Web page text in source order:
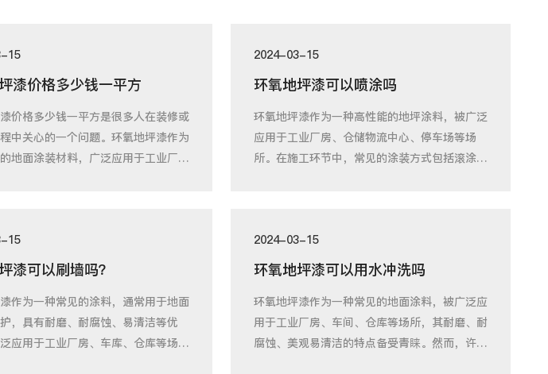
15
漆价格多少钱一平方
价格多少钱一平方是很多人在装修或
中关心的一个问题。环氧地坪漆作为
地面涂装材料，广泛应用于工业厂
2024-03-15
环氧地坪漆可以喷涂吗
环氧地坪漆作为一种高性能的地坪涂料，被广泛
应用于工业厂房、仓储物流中心、停车场等场
所。在施工环节中，常见的涂装方式包括滚涂、
15
漆可以刷墙吗？
作为一种常见的涂料，通常用于地面
，具有耐磨、耐腐蚀、易清洁等优
应用于工业厂房、车库、仓库等场
2024-03-15
环氧地坪漆可以用水冲洗吗
环氧地坪漆作为一种常见的地面涂料，被广泛应
用于工业厂房、车间、仓库等场所，其耐磨、耐
腐蚀、美观易清洁的特点备受青睐。然而，许多